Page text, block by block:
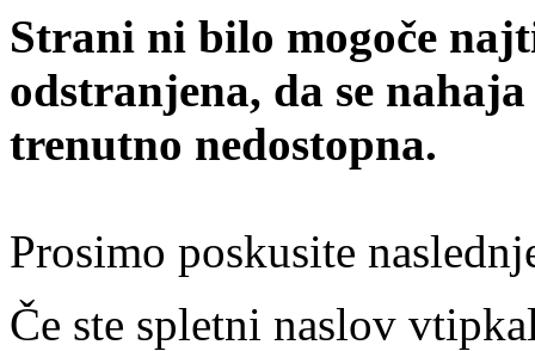
Strani ni bilo mogoče
odstranjena, da se
trenutno nedostopna.
Prosimo poskusite
Če ste spletni naslov